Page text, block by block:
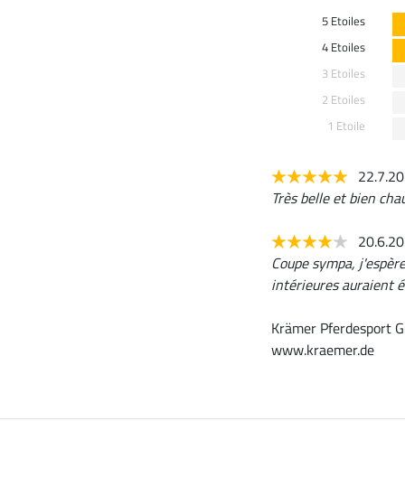
5 Etoiles
4 Etoiles
3 Etoiles
2 Etoiles
1 Etoile
Très belle et bien
Coupe sympa,
intérieures auraient
Krämer Pferdesport
www.kraemer.de